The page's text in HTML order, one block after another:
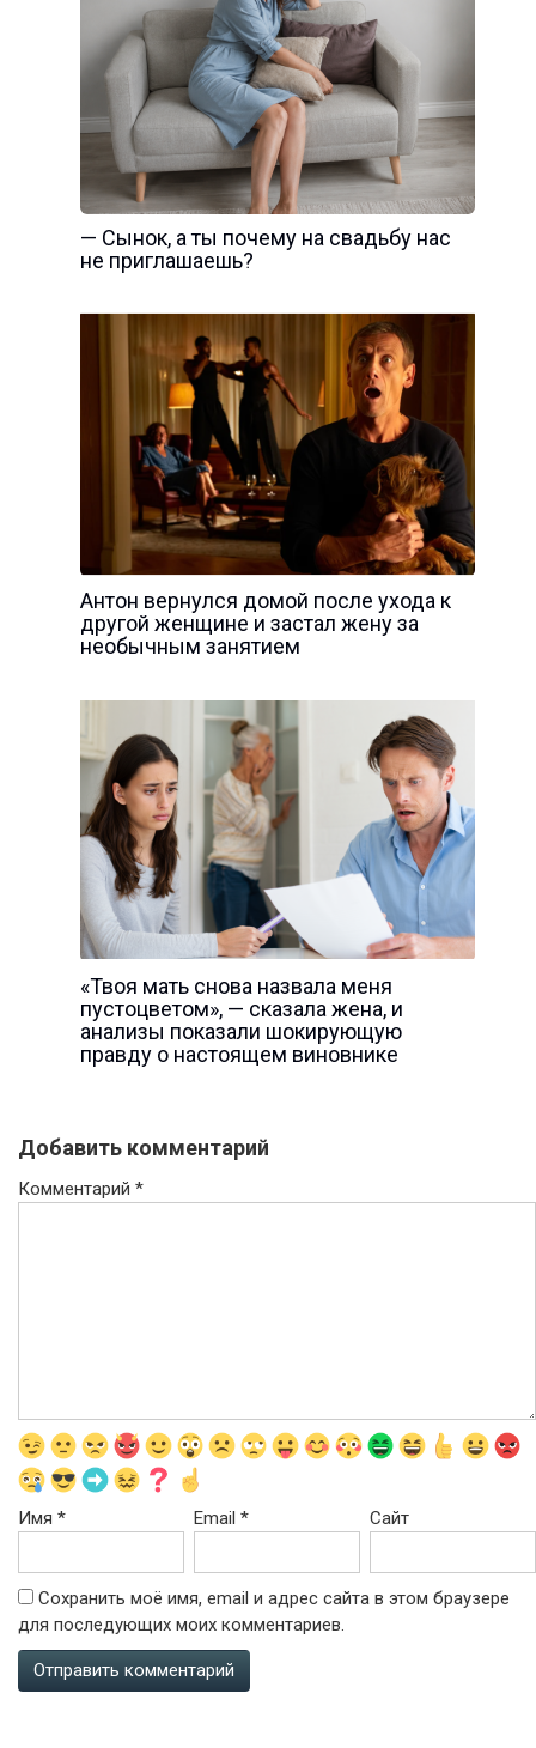
— Сынок, а ты почему на свадьбу нас
не приглашаешь?
Антон вернулся домой после ухода к
другой женщине и застал жену за
необычным занятием
«Твоя мать снова назвала меня
пустоцветом», — сказала жена, и
анализы показали шокирующую
правду о настоящем виновнике
Добавить комментарий
Комментарий *
Имя * Email* Сайт
Сохранить моё имя, email и адрес сайта в этом браузере
для последующих моих комментариев.